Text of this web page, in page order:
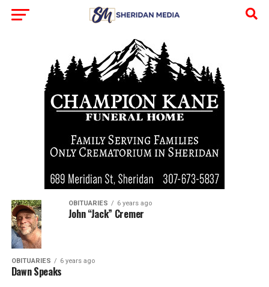
OBITUARIES 6 years ago
John “Jack” Cremer
OBITUARIES 6 years ago
Dawn Speaks